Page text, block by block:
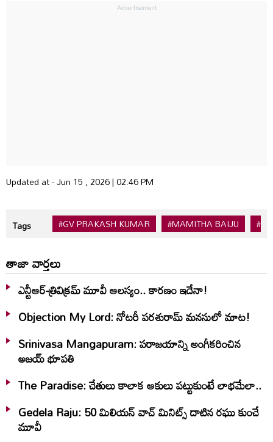
Updated at - Jun 15 , 2026 | 02:46 PM
Tags #GV PRAKASH KUMAR #MAMITHA BAIJU
తాజా వార్తలు
ఎన్టీఆర్-త్రివిక్రమ్ మూవీ ఆలస్యం.. కారణం ఇదేనా!
Objection My Lord: నోటరీ పరశురామ్‌ మనసులో మాట!
Srinivasa Mangapuram: పరాజయాన్ని అంగీకరించిన
అజయ్ భూపతి
The Paradise: చేతులు కాలాక ఆకులు పట్టుకుంటే లాభమేలా..
Gedela Raju: 50 మిలియన్‌ వాచ్‌ మినిట్స్‌ దాటిన రఘు కుంచే
మూవీ